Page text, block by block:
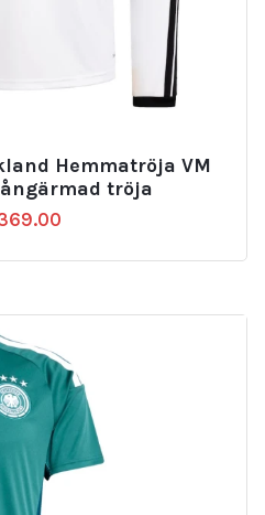
Hemmatröja VM
tröja